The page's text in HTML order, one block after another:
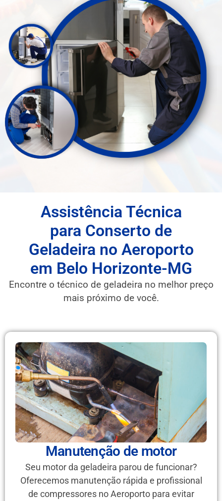
Assistência Técnica
para Conserto de
Geladeira no Aeroporto
em Belo Horizonte-MG
Encontre o técnico de geladeira no melhor preço
mais próximo de você.
Manutenção de motor
Seu motor da geladeira parou de funcionar?
Oferecemos manutenção rápida e profissional
de compressores no Aeroporto para evitar